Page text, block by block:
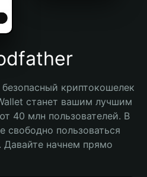
криптокошелек
станет вашим лучшим
40 млн пользователей. В
пользоваться
начнем прямо